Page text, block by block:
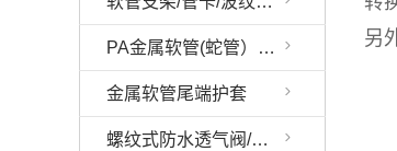
PA金属软管(蛇管）接头
金属软管尾端护套
螺纹式防水透气阀/螺纹型呼吸器
另